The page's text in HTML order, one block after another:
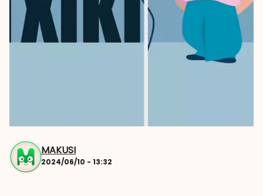
MAKUSI
2024/06/10 - 13:32